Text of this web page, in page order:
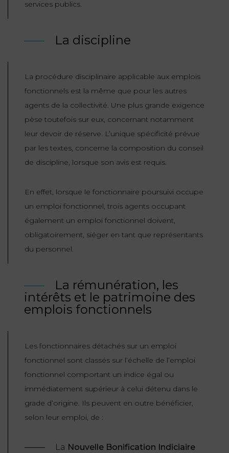
services publics.
La discipline
La procédure disciplinaire applicable aux emplois
fonctionnels est la même que pour les autres
agents de la collectivité. Une plus grande exigence
pèse toutefois sur eux, concernant notamment
leur devoir de réserve. L’unique spécificité prévue
par les textes, concerne la composition du conseil
de discipline, lorsque son avis est requis.
En effet, lorsque le fonctionnaire poursuivi occupe
un emploi fonctionnel, trois agents occupant
également un emploi fonctionnel doivent,
obligatoirement, siéger en tant que représentants
du personnel.
La rémunération, les
intérêts et le patrimoine des
emplois fonctionnels
Les fonctionnaires détachés sur un emploi
fonctionnel sont classés sur l’échelle de l’emploi
fonctionnel comportant un indice égal ou
immédiatement supérieur à celui détenu dans le
grade d’origine. Ils peuvent en outre bénéficier,
selon leur emploi, de :
La Nouvelle Bonification Indiciaire